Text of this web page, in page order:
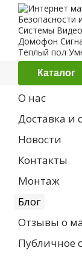
Перейти к
Каталог
О нас
Доставка и
Новости
Контакты
Монтаж
Блог
Отзывы о
Публичное